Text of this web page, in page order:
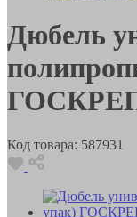
Дюбель
Код товара: 587931